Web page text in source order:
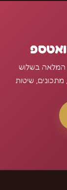
המלאה בשלוש
שיטות